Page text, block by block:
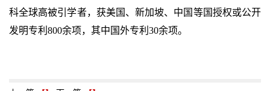
科全球高被引学者，获美国、新加坡、中国等国授权或公开
发明专利800余项，其中国外专利30余项。